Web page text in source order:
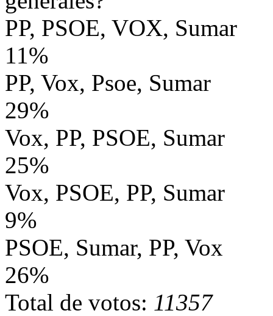
PP, PSOE, VOX, Sumar
11%
PP, Vox, Psoe, Sumar
29%
Vox, PP, PSOE, Sumar
25%
Vox, PSOE, PP, Sumar
9%
PSOE, Sumar, PP, Vox
26%
Total de votos: 11357